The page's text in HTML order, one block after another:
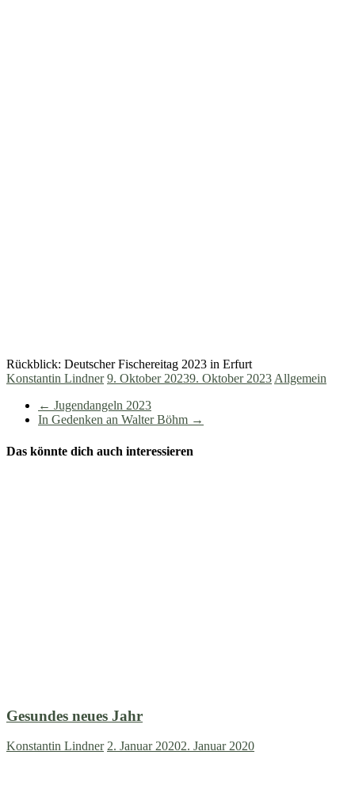
Rückblick: Deutscher Fischereitag 2023 in Erfurt
Konstantin Lindner 9. Oktober 20239. Oktober 2023 Allgemein
← Jugendangeln 2023
In Gedenken an Walter Böhm →
Das könnte dich auch interessieren
Gesundes neues Jahr
Konstantin Lindner 2. Januar 20202. Januar 2020